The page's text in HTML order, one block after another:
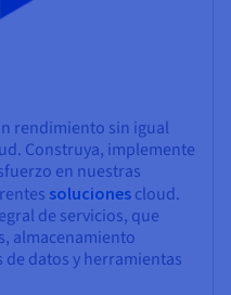
rendimiento sin igual
Construya, implemente
en nuestras
soluciones cloud.
de servicios, que
almacenamiento
de datos y herramientas